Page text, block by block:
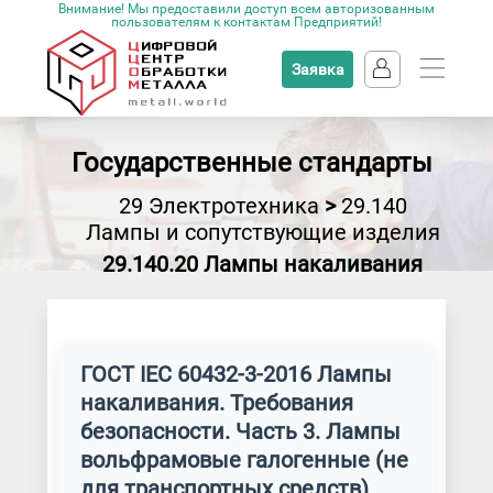
Внимание! Мы предоставили доступ всем авторизованным
пользователям к контактам Предприятий!
Заявка
Государственные стандарты
29 Электротехника>29.140
Лампы и сопутствующие изделия
29.140.20 Лампы накаливания
ГОСТ IEC 60432-3-2016 Лампы
накаливания. Требования
безопасности. Часть 3. Лампы
вольфрамовые галогенные (не